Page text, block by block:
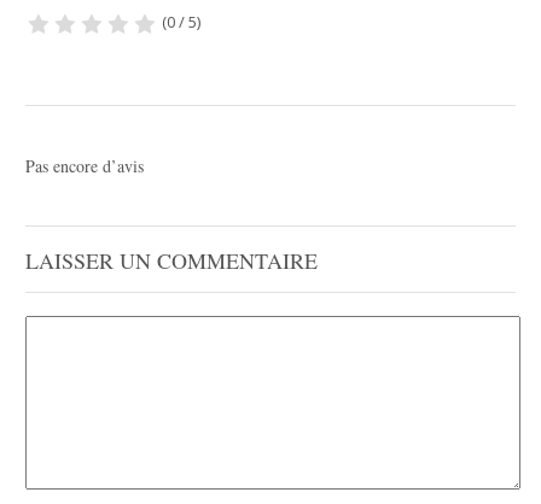
(0 / 5)
Pas encore d’avis
LAISSER UN COMMENTAIRE